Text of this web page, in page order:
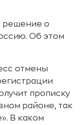
решение о
Об этом
отмены
прописку
районе, так
В каком